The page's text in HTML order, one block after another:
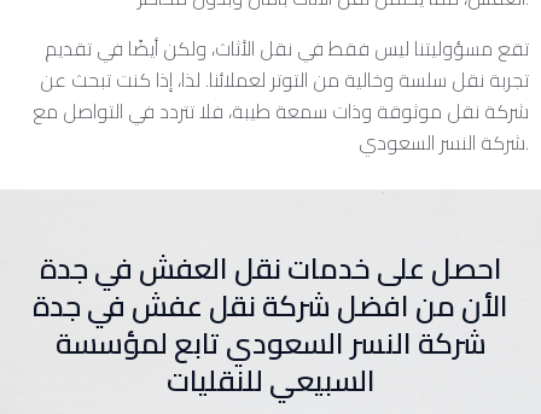
تقع مسؤوليتنا ليس فقط في نقل الأثاث، ولكن أيضًا في تقديم
تجربة نقل سلسة وخالية من التوتر لعملائنا. لذا، إذا كنت تبحث عن
شركة نقل موثوقة وذات سمعة طيبة، فلا تتردد في التواصل مع
شركة النسر السعودي.
احصل على خدمات نقل العفش في جدة
الأن من افضل شركة نقل عفش في جدة
شركة النسر السعودي تابع لمؤسسة
السبيعي للنقليات